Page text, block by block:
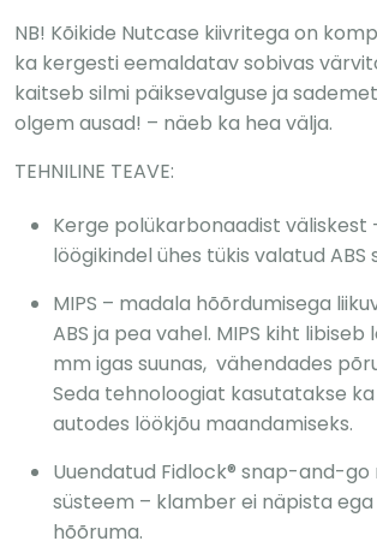
NB! Kõikide Nutcase kiivritega on
ka kergesti eemaldatav sobivas
kaitseb silmi päiksevalguse ja
olgem ausad! – näeb ka hea välja.
TEHNILINE TEAVE:
Kerge polükarbonaadist väliskest
löögikindel ühes tükis valatud ABS
MIPS – madala hõõrdumisega
ABS ja pea vahel. MIPS kiht libiseb
mm igas suunas, vähendades
Seda tehnoloogiat kasutatakse
autodes löökjõu maandamiseks.
Uuendatud Fidlock® snap-and-
süsteem – klamber ei näpista
hõõruma.